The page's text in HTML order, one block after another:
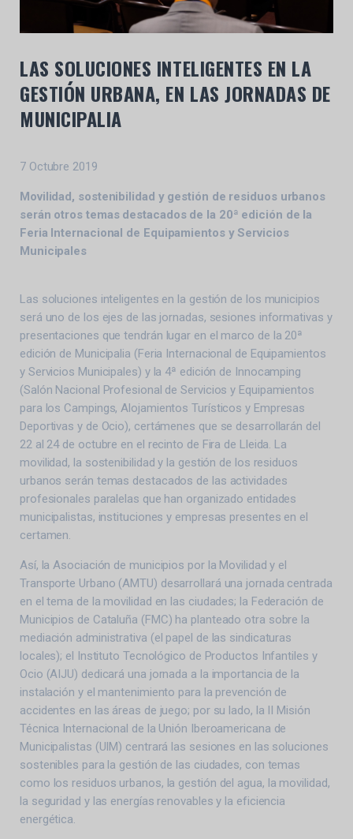
LAS SOLUCIONES INTELIGENTES EN LA
GESTIÓN URBANA, EN LAS JORNADAS DE
MUNICIPALIA
7 Octubre 2019
Movilidad, sostenibilidad y gestión de residuos urbanos
serán otros temas destacados de la 20ª edición de la
Feria Internacional de Equipamientos y Servicios
Municipales
Las soluciones inteligentes en la gestión de los municipios
será uno de los ejes de las jornadas, sesiones informativas y
presentaciones que tendrán lugar en el marco de la 20ª
edición de Municipalia (Feria Internacional de Equipamientos
y Servicios Municipales) y la 4ª edición de Innocamping
(Salón Nacional Profesional de Servicios y Equipamientos
para los Campings, Alojamientos Turísticos y Empresas
Deportivas y de Ocio), certámenes que se desarrollarán del
22 al 24 de octubre en el recinto de Fira de Lleida. La
movilidad, la sostenibilidad y la gestión de los residuos
urbanos serán temas destacados de las actividades
profesionales paralelas que han organizado entidades
municipalistas, instituciones y empresas presentes en el
certamen.
Así, la Asociación de municipios por la Movilidad y el
Transporte Urbano (AMTU) desarrollará una jornada centrada
en el tema de la movilidad en las ciudades; la Federación de
Municipios de Cataluña (FMC) ha planteado otra sobre la
mediación administrativa (el papel de las sindicaturas
locales); el Instituto Tecnológico de Productos Infantiles y
Ocio (AIJU) dedicará una jornada a la importancia de la
instalación y el mantenimiento para la prevención de
accidentes en las áreas de juego; por su lado, la II Misión
Técnica Internacional de la Unión Iberoamericana de
Municipalistas (UIM) centrará las sesiones en las soluciones
sostenibles para la gestión de las ciudades, con temas
como los residuos urbanos, la gestión del agua, la movilidad,
la seguridad y las energías renovables y la eficiencia
energética.